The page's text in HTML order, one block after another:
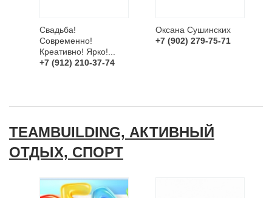
Свадьба!
Современно!
Креативно! Ярко!...
+7 (912) 210-37-74
Оксана Сушинских
+7 (902) 279-75-71
TEAMBUILDING, АКТИВНЫЙ
ОТДЫХ, СПОРТ